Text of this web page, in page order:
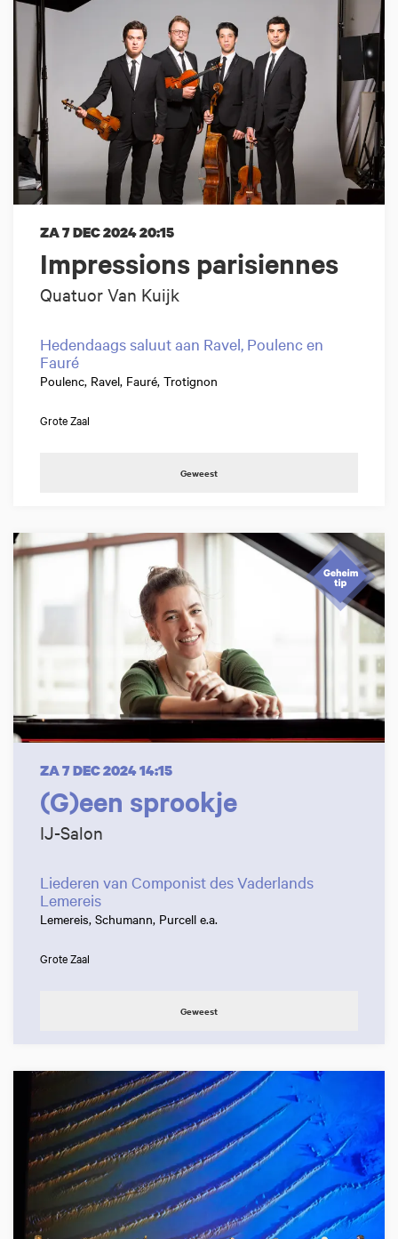
Impressions parisiennes
Quatuor Van Kuijk
ZA 7 DEC 202420:15
Hedendaags saluut aan Ravel, Poulenc en
Fauré
Poulenc, Ravel, Fauré, Trotignon
Grote Zaal
Geweest
(G)een sprookje
IJ-Salon
ZA 7 DEC 202414:15
Liederen van Componist des Vaderlands
Lemereis
Lemereis, Schumann, Purcell e.a.
Grote Zaal
Geweest